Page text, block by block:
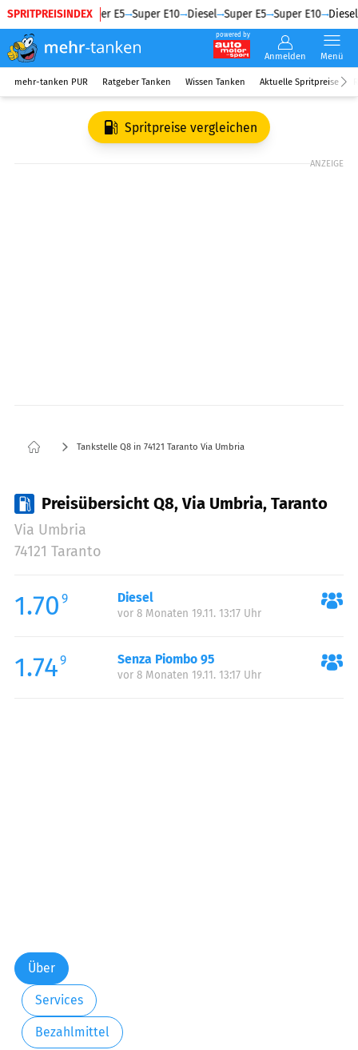
SPRITPREISINDEX
Diesel Super E5 Super E10 Diesel Super E5 Super E10 Diesel
powered by
Anmelden Menü
mehr-tanken PUR Ratgeber Tanken Wissen Tanken Aktuelle Spritpreise
Spritpreise vergleichen
ANZEIGE
Tankstelle Q8 in 74121 Taranto Via Umbria
Preisübersicht Q8, Via Umbria, Taranto
Via Umbria
74121 Taranto
1.70 9 Diesel
vor 8 Monaten 19.11. 13:17 Uhr
1.749 Senza Piombo 95
vor 8 Monaten 19.11. 13:17 Uhr
Über
Services
Bezahlmittel